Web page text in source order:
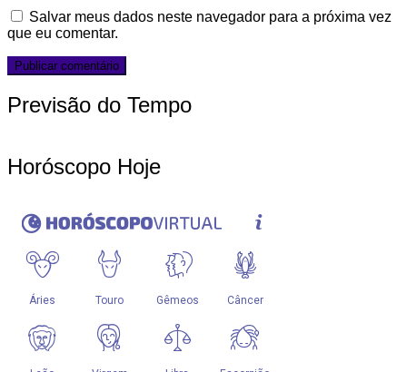
Salvar meus dados neste navegador para a próxima vez
que eu comentar.
Previsão do Tempo
Horóscopo Hoje